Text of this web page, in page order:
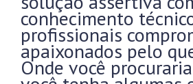
conhecimento
profissionais
apaixonados pelo
Onde você